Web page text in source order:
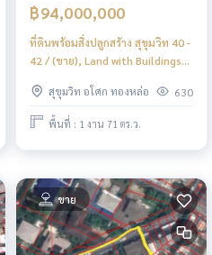
฿94,000,000
ที่ดินพร้อมสิ่งปลูกสร้าง สุขุมวิท 40 -
42 / (ขาย), Land with Buildings
PALM851
สุขุมวิท อโศก ทองหล่อ 630
พื้นที่ : 1 งาน 71 ตร.ว.
ขาย